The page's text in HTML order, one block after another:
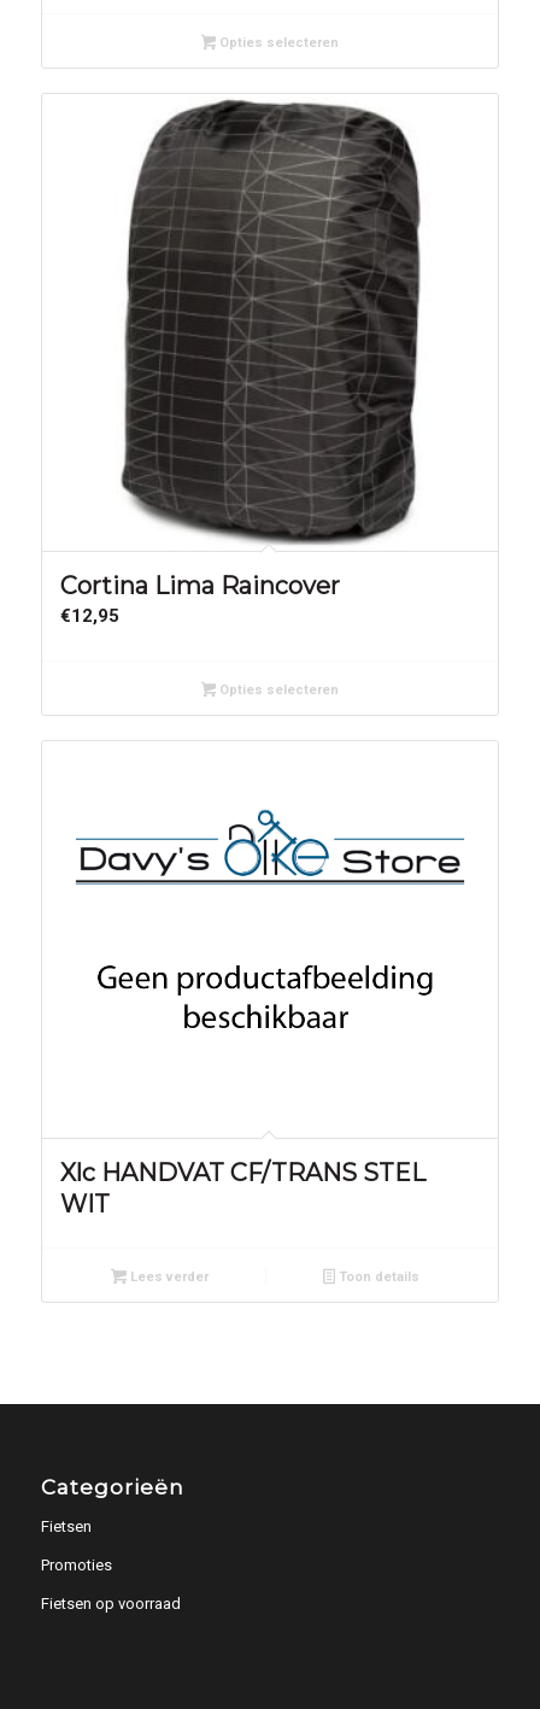
Opties selecteren
Cortina Lima Raincover
€12,95
Opties selecteren
Xlc HANDVAT CF/TRANS STEL
WIT
Lees verder Toon details
Categorieën
Fietsen
Promoties
Fietsen op voorraad